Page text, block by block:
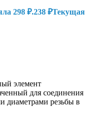
298 ₽.238 ₽Текущая
элемент
для соединения
диаметрами резьбы в